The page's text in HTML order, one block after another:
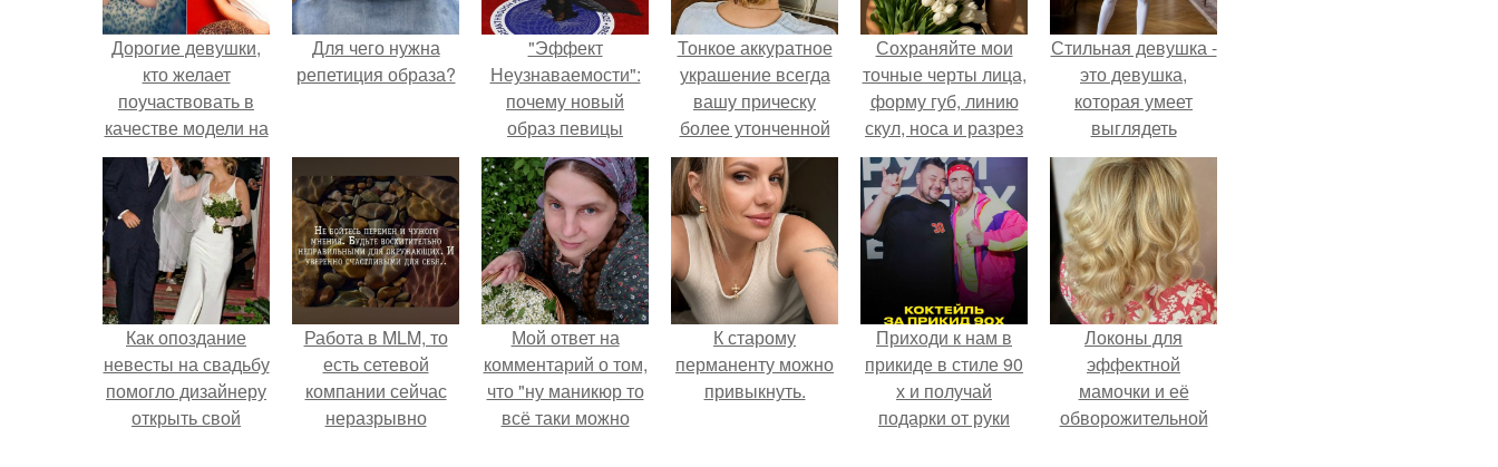
Дорогие девушки,
кто желает
поучаствовать в
качестве модели на
проекте пин ап!
Для чего нужна
репетиция образа?
"Эффект
Неузнаваемости":
почему новый
образ певицы
вызвал споры о
гранях
возможного?
Тонкое аккуратное
украшение всегда
вашу прическу
более утонченной
сделает?
Сохраняйте мои
точные черты лица,
форму губ, линию
скул, носа и разрез
глаз.
Стильная девушка -
это девушка,
которая умеет
выглядеть
привлекательно и
элегантно в любои
ситуации.
Как опоздание
невесты на свадьбу
помогло дизайнеру
открыть свой
Работа в MLM, то
есть сетевой
компании сейчас
неразрывно
Мой ответ на
комментарий о том,
что "ну маникюр то
всё таки можно
К старому
перманенту можно
привыкнуть.
Приходи к нам в
прикиде в стиле 90
х и получай
подарки от руки
Локоны для
эффектной
мамочки и её
обворожительной